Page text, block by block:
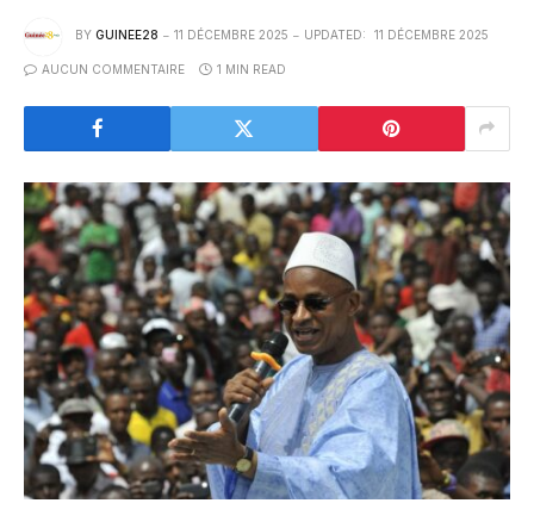
BY GUINEE28 11 DÉCEMBRE 2025 UPDATED: 11 DÉCEMBRE 2025
AUCUN COMMENTAIRE 1 MIN READ